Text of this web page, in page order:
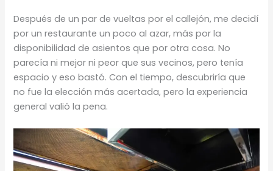
Después de un par de vueltas por el callejón, me decidí
por un restaurante un poco al azar, más por la
disponibilidad de asientos que por otra cosa. No
parecía ni mejor ni peor que sus vecinos, pero tenía
espacio y eso bastó. Con el tiempo, descubriría que
no fue la elección más acertada, pero la experiencia
general valió la pena.